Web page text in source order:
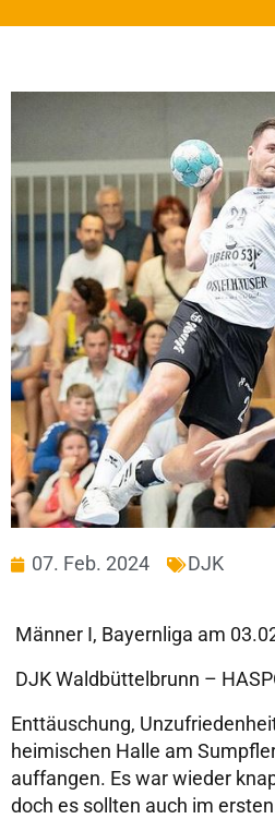
07. Feb. 2024 DJK
Männer I, Bayernliga am
DJK Waldbüttelbrunn –
Enttäuschung,
heimischen Halle am
auffangen. Es war wieder
doch es sollten auch im